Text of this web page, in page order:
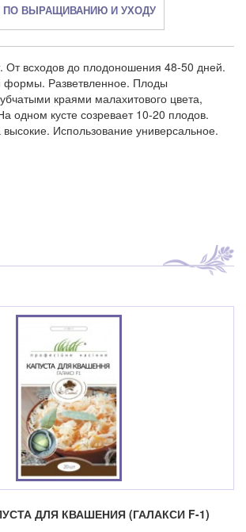
ПО ВЫРАЩИВАНИЮ И УХОДУ
От всходов до плодоношения 48-50 дней.
формы. Разветвленное. Плоды
краями малахитового цвета,
одном кусте созревает 10-20 плодов.
высокие. Использование универсальное.
ДЛЯ КВАШЕНИЯ (ГАЛАКСИ F-1)